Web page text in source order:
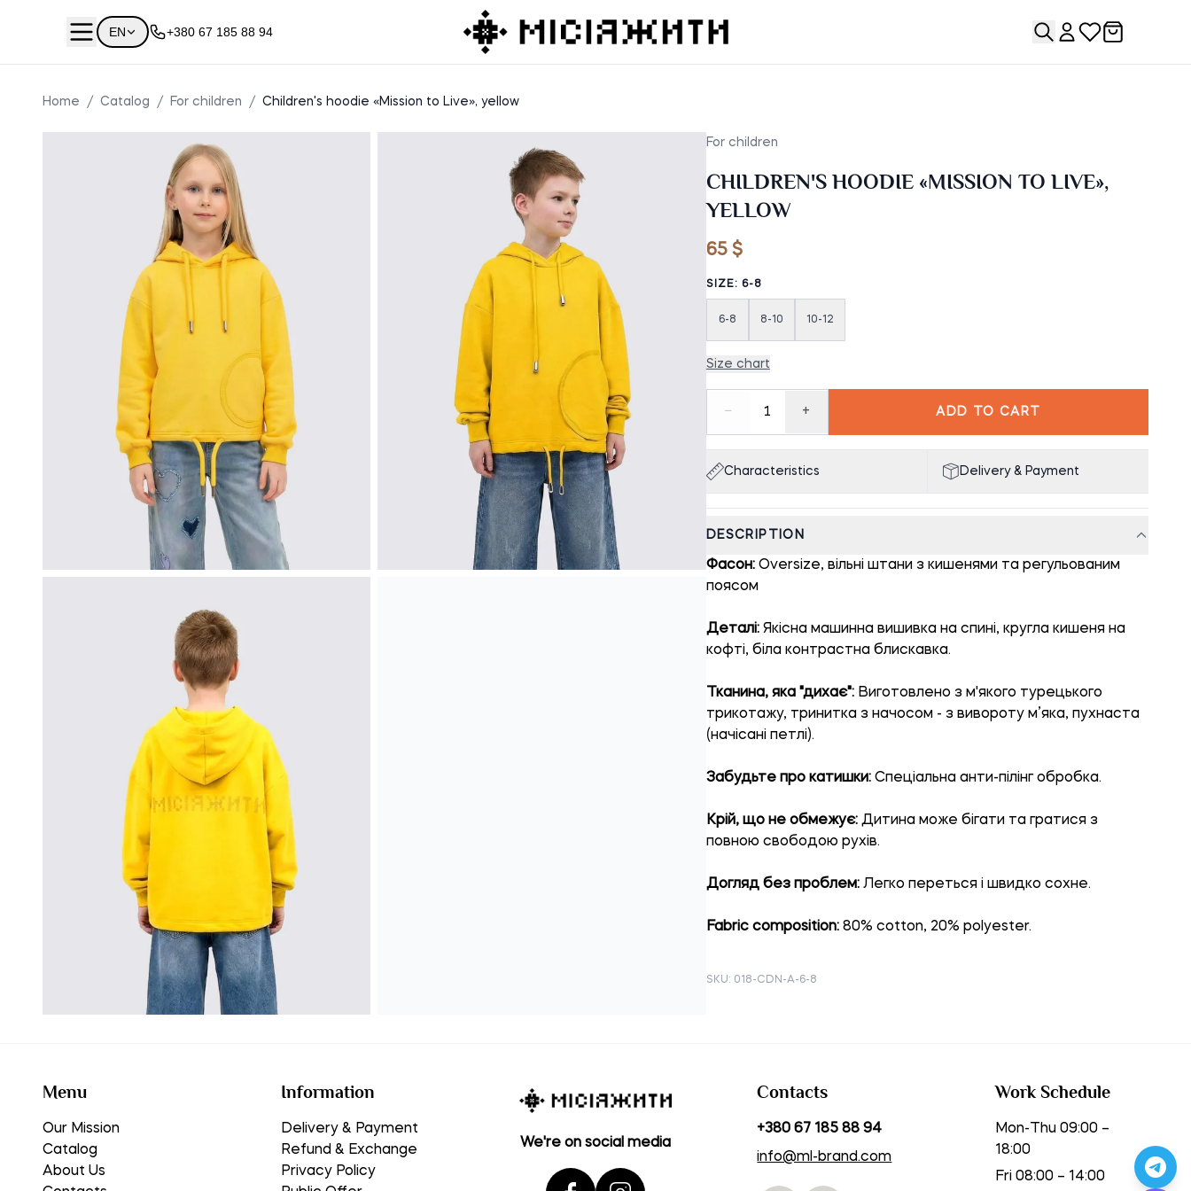
EN +380 67 185 88 94
Home / Catalog / For children / Children's hoodie «Mission to Live», yellow
For children
CHILDREN'S HOODIE «MISSION TO LIVE»,
YELLOW
65 $
SIZE: 6-8
6-8 8-10 10-12
Size chart
− 1 + ADD TO CART
Characteristics Delivery & Payment
DESCRIPTION
Фасон:Oversize, вільні штани з кишенями та регульованим
поясом
Деталі:Якісна машинна вишивка на спині, кругла кишеня на
кофті, біла контрастна блискавка.
Тканина, яка "дихає":Виготовлено з м'якого турецького
трикотажу, тринитка з начосом - з вивороту м’яка, пухнаста
(начісані петлі).
Забудьте про катишки:Спеціальна анти-пілінг обробка.
Крій, що не обмежує:Дитина може бігати та гратися з
повною свободою рухів.
Догляд без проблем:Легко переться і швидко сохне.
Fabric composition:80% cotton, 20% polyester.
SKU: 018-CDN-A-6-8
Menu
Our Mission
Catalog
About Us
Information
Delivery & Payment
Refund & Exchange
Privacy Policy
We're on social media
Contacts
+380 67 185 88 94
info@ml-brand.com
Work Schedule
Mon-Thu 09:00 –
18:00
Fri 08:00 – 14:00